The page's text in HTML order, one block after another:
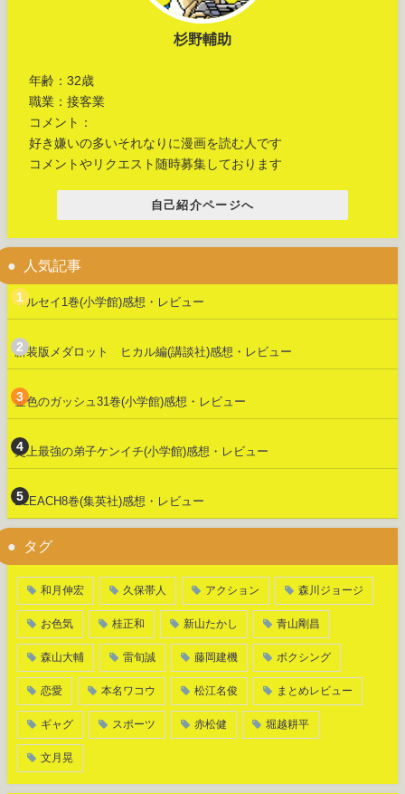
杉野輔助
年齢：32歳
職業：接客業
コメント：
好き嫌いの多いそれなりに漫画を読む人です
コメントやリクエスト随時募集しております
自己紹介ページへ
人気記事
マルセイ1巻(小学館)感想・レビュー
新装版メダロット ヒカル編(講談社)感想・レビュー
金色のガッシュ31巻(小学館)感想・レビュー
史上最強の弟子ケンイチ(小学館)感想・レビュー
BLEACH8巻(集英社)感想・レビュー
タグ
和月伸宏 久保帯人 アクション 森川ジョージ
お色気 桂正和 新山たかし 青山剛昌
森山大輔 雷旬誠 藤岡建機 ボクシング
恋愛 本名ワコウ 松江名俊 まとめレビュー
ギャグ スポーツ 赤松健 堀越耕平
文月晃